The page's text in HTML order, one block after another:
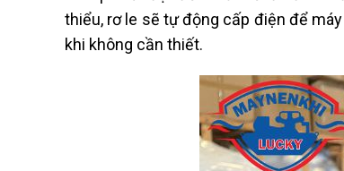
thiểu, rơ le sẽ tự động cấp điện để
khi không cần thiết.